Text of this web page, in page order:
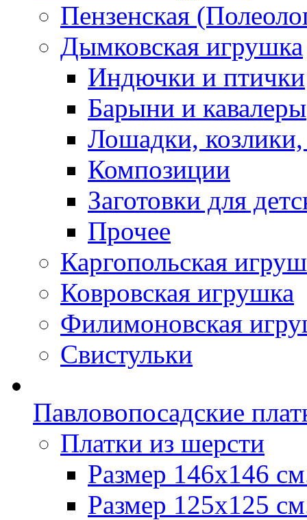
Пензенская
Дымковская игрушка
Индючки и птички
Барыни и кавалеры
Лошадки,
Композиции
Заготовки для
Прочее
Каргопольская
Ковровская игрушка
Филимоновская
Свистульки
Павловопосадские
Платки из шерсти
Размер 146х146
Размер 125х125